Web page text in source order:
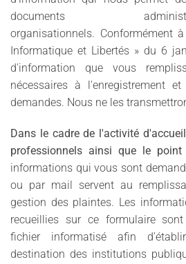
documents
organisationnels. Conformément
Informatique et Libertés » du 6
d'information que vous
nécessaires à l'enregistrement
demandes. Nous ne les
Dans le cadre de l'activité
professionnels ainsi que le
informations qui vous sont
ou par mail servent au
gestion des plaintes. Les
recueillies sur ce formulaire
fichier informatisé afin
destination des institutions